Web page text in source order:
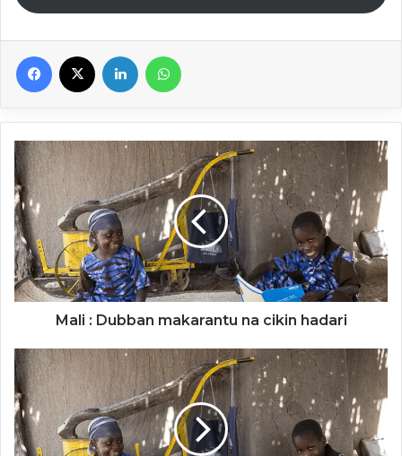
Facebook Linkedin
Mali
:
Dubban
makarantu
na
cikin
hadari
Mali : Dubban makarantu na cikin hadari
Mali
:
Bankoto
ya
biteyelo
ezali